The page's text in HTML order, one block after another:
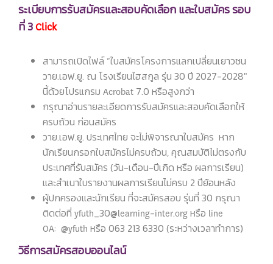
ระเบียบการรับสมัครและสอบคัดเลือก และใบสมัคร รอบ
ที่ 3Click
สามารถเปิดไฟล์ “ใบสมัครโครงการแลกเปลี่ยนเยาวชน
วาย.เอฟ.ยู. ณ โรงเรียนไฮสกูล รุ่น 30 ปี 2027-2028"
นี้ด้วยโปรแกรม Acrobat 7.0 หรือสูงกว่า
กรุณาอ่านรายละเอียดการรับสมัครและสอบคัดเลือกให้
ครบถ้วน ก่อนสมัคร
วาย.เอฟ.ยู. ประเทศไทย จะไม่พิจารณาใบสมัคร หาก
นักเรียนกรอกใบสมัครไม่ครบถ้วน, คุณสมบัติไม่ตรงกับ
ประเทศที่รับสมัคร (วัน-เดือน-ปีเกิด หรือ ผลการเรียน)
และสำเนาใบรายงานผลการเรียนไม่ครบ 2 ปีย้อนหลัง
ผู้ปกครองและนักเรียน ที่จะสมัครสอบ รุ่นที่ 30 กรุณา
ติดต่อที่ yfuth_30@learning-inter.org หรือ line
OA: @yfuth หรือ 063 213 6330 (ระหว่างเวลาทำการ)
วิธีการสมัครสอบออนไลน์